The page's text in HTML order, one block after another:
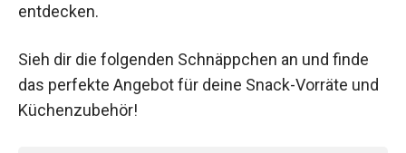
entdecken.
Sieh dir die folgenden Schnäppchen an und finde
das perfekte Angebot für deine Snack-Vorräte und
Küchenzubehör!